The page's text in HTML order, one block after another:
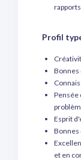
rapports
Profil
Bonnes
Pensée
Esprit
Bonnes
et en